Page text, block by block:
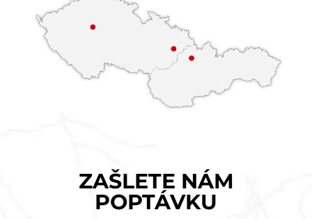
ZAŠLETE NÁM
POPTÁVKU